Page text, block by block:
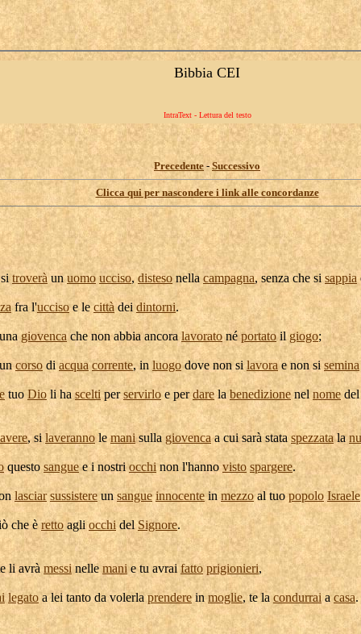
Bibbia CEI
IntraText - Lettura del testo
Precedente-Successivo
Clicca qui per nascondere i link alle concordanze
troveràunuomo ucciso, disteso nella campagna, senza che si sappia
fra l'uccisoe lecittàdei dintorni.
giovenca che non abbia ancoralavoratonéportatoilgiogo;
corso di acqua corrente, in luogodove non silavora e non sisemina
tuoDioli ha sceltiperservirlo e perdare labenedizionenel nomedel
, si laveranno lemanisulla giovencaa cui sarà stata spezzatala
questo sanguee i nostri occhinon l'hannovisto spargere.
lasciar sussistereun sangue innocentein mezzoal tuo popolo Israele
che èretto agli occhi del Signore.
li avrà messinellemanie tu avraifatto prigionieri,
legatoa lei tanto da volerla prendere inmoglie, te la condurrai acasa.